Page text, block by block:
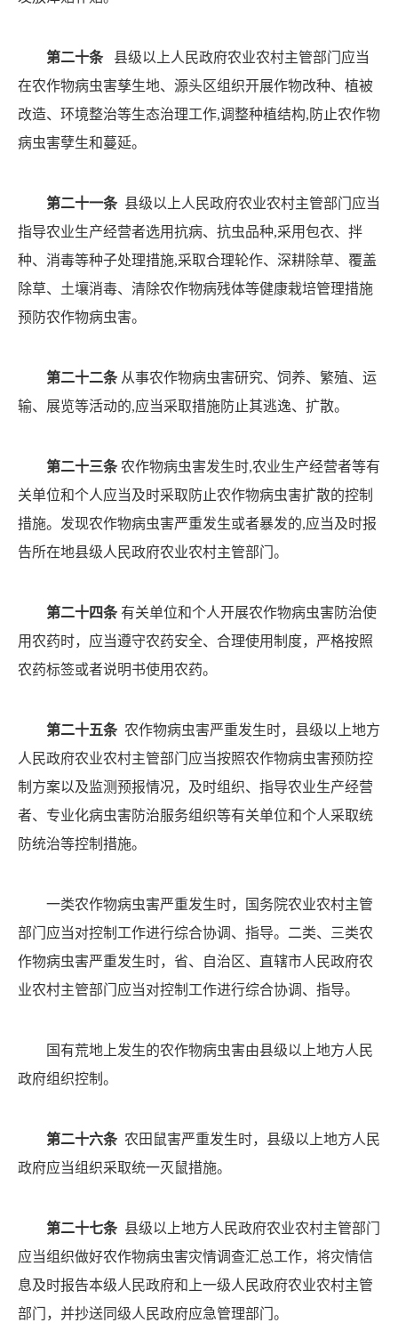
第二十条
县级以上人民政府农业农村主管部门应当
在农作物病虫害孳生地、源头区组织开展作物改种、植被
改造、环境整治等生态治理工作,调整种植结构,防止农作物
病虫害孽生和蔓延。
第二十一条 县级以上人民政府农业农村主管部门应当
指导农业生产经营者选用抗病、抗虫品种,采用包衣、拌
种、消毒等种子处理措施,采取合理轮作、深耕除草、覆盖
除草、土壤消毒、清除农作物病残体等健康栽培管理措施
预防农作物病虫害。
第二十二条 从事农作物病虫害研究、饲养、繁殖、运
输、展览等活动的,应当采取措施防止其逃逸、扩散。
第二十三条 农作物病虫害发生时,农业生产经营者等有
关单位和个人应当及时采取防止农作物病虫害扩散的控制
措施。发现农作物病虫害严重发生或者暴发的,应当及时报
告所在地县级人民政府农业农村主管部门。
第二十四条 有关单位和个人开展农作物病虫害防治使
用农药时，应当遵守农药安全、合理使用制度，严格按照
农药标签或者说明书使用农药。
第二十五条 农作物病虫害严重发生时，县级以上地方
人民政府农业农村主管部门应当按照农作物病虫害预防控
制方案以及监测预报情况，及时组织、指导农业生产经营
者、专业化病虫害防治服务组织等有关单位和个人采取统
防统治等控制措施。
一类农作物病虫害严重发生时，国务院农业农村主管
部门应当对控制工作进行综合协调、指导。二类、三类农
作物病虫害严重发生时，省、自治区、直辖市人民政府农
业农村主管部门应当对控制工作进行综合协调、指导。
国有荒地上发生的农作物病虫害由县级以上地方人民
政府组织控制。
第二十六条 农田鼠害严重发生时，县级以上地方人民
政府应当组织采取统一灭鼠措施。
第二十七条 县级以上地方人民政府农业农村主管部门
应当组织做好农作物病虫害灾情调查汇总工作，将灾情信
息及时报告本级人民政府和上一级人民政府农业农村主管
部门，并抄送同级人民政府应急管理部门。